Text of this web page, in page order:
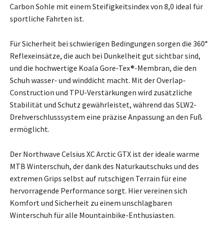
Carbon Sohle mit einem Steifigkeitsindex von 8,0 ideal für
sportliche Fahrten ist.
Für Sicherheit bei schwierigen Bedingungen sorgen die 360°
Reflexeinsätze, die auch bei Dunkelheit gut sichtbar sind,
und die hochwertige Koala Gore-Tex®-Membran, die den
Schuh wasser- und winddicht macht. Mit der Overlap-
Construction und TPU-Verstärkungen wird zusätzliche
Stabilität und Schutz gewährleistet, während das SLW2-
Drehverschlusssystem eine präzise Anpassung an den Fuß
ermöglicht.
Der Northwave Celsius XC Arctic GTX ist der ideale warme
MTB Winterschuh, der dank des Naturkautschuks und des
extremen Grips selbst auf rutschigen Terrain für eine
hervorragende Performance sorgt. Hier vereinen sich
Komfort und Sicherheit zu einem unschlagbaren
Winterschuh für alle Mountainbike-Enthusiasten.